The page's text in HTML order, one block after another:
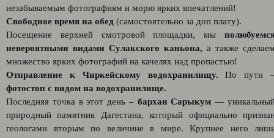
незабываемым фотографиям и морю ярких впечатлений!
Свободное время на обед (самостоятельно за доп плату).
Посещение верхней смотровой площадки, мы
невероятными видами Сулакского каньона, а также
множество ярких фотографий на качелях над пропастью!
Отправление к Чиркейскому водохранилищу. По пути
фотостоп с видом на водохранилище.
Последняя точка в этот день – бархан Сарыкум —
природный памятник Дагестана, который официально
геологами вторым по величине в мире. Крупнее него